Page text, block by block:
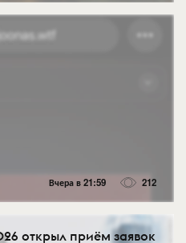
Вчера в 21:59 212
открыл приём заявок